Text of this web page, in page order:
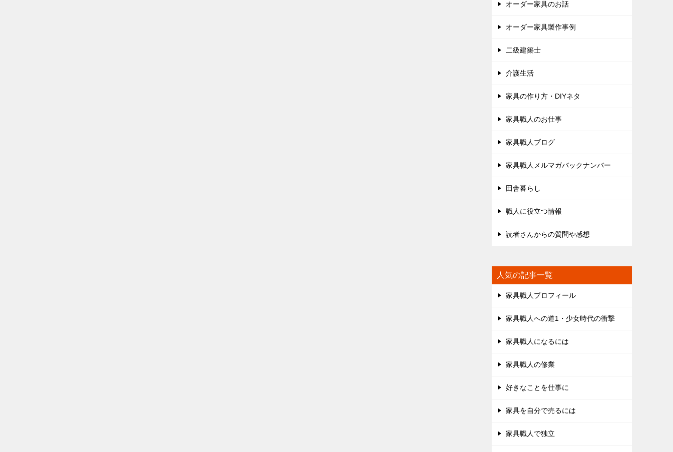
オーダー家具のお話
オーダー家具製作事例
二級建築士
介護生活
家具の作り方・DIYネタ
家具職人のお仕事
家具職人ブログ
家具職人メルマガバックナンバー
田舎暮らし
職人に役立つ情報
読者さんからの質問や感想
人気の記事一覧
家具職人プロフィール
家具職人への道1・少女時代の衝撃
家具職人になるには
家具職人の修業
好きなことを仕事に
家具を自分で売るには
家具職人で独立